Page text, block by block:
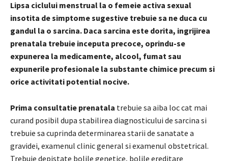
Lipsa ciclului menstrual la o femeie activa sexual
insotita de simptome sugestive trebuie sa ne duca cu
gandul la o sarcina. Daca sarcina este dorita, ingrijirea
prenatala trebuie inceputa precoce, oprindu-se
expunerea la medicamente, alcool, fumat sau
expunerile profesionale la substante chimice precum si
orice activitati potential nocive.
Prima consultatie prenatala trebuie sa aiba loc cat mai
curand posibil dupa stabilirea diagnosticului de sarcina si
trebuie sa cuprinda determinarea starii de sanatate a
gravidei, examenul clinic general si examenul obstetrical.
Trebuie depistate bolile genetice, bolile ereditare